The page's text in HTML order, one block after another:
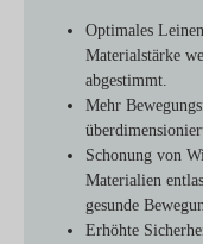
Optimales
Materialstärke
abgestimmt.
Mehr
Schonung von
Materialien
gesunde
Erhöhte